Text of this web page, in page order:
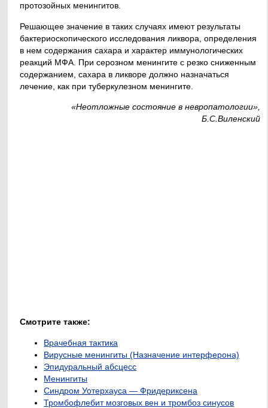
протозойных менингитов.
Решающее значение в таких случаях имеют результаты
бактериоскопического исследования ликвора, определения
в нем содержания сахара и характер иммунологических
реакций МФА. При серозном менингите с резко сниженным
содержанием, сахара в ликворе должно назначаться
лечение, как при туберкулезном менингите.
«Неотложные состояние в невропатологии»,
Б.С.Виленский
Смотрите также:
Врачебная тактика
Вирусные менингиты (Назначение интерферона)
Эпидуральный абсцесс
Менингиты
Синдром Уотерхауса — Фридериксена
Тромбофлебит мозговых вен и тромбоз синусов